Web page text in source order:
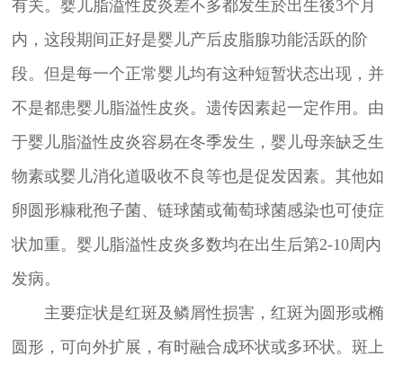
有关。婴儿脂溢性皮炎差不多都发生於出生後3个月
内，这段期间正好是婴儿产后皮脂腺功能活跃的阶
段。但是每一个正常婴儿均有这种短暂状态出现，并
不是都患婴儿脂溢性皮炎。遗传因素起一定作用。由
于婴儿脂溢性皮炎容易在冬季发生，婴儿母亲缺乏生
物素或婴儿消化道吸收不良等也是促发因素。其他如
卵圆形糠秕孢子菌、链球菌或葡萄球菌感染也可使症
状加重。婴儿脂溢性皮炎多数均在出生后第2-10周内
发病。
主要症状是红斑及鳞屑性损害，红斑为圆形或椭
圆形，可向外扩展，有时融合成环状或多环状。斑上